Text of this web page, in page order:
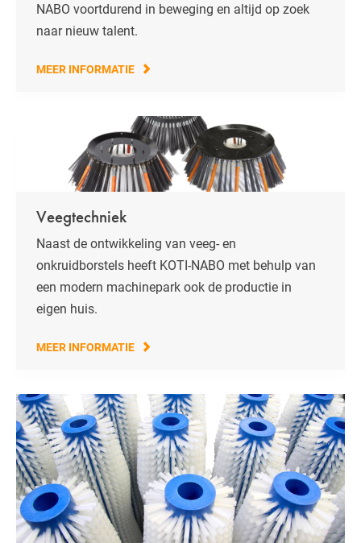
NABO voortdurend in beweging en altijd op zoek
naar nieuw talent.
MEER INFORMATIE
Veegtechniek
Naast de ontwikkeling van veeg- en
onkruidborstels heeft KOTI-NABO met behulp van
een modern machinepark ook de productie in
eigen huis.
MEER INFORMATIE